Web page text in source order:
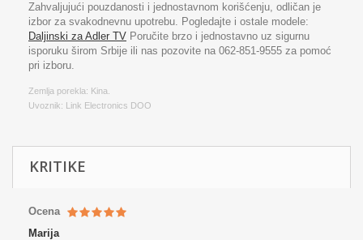
Zahvaljujući pouzdanosti i jednostavnom korišćenju, odličan je
izbor za svakodnevnu upotrebu. Pogledajte i ostale modele:
Daljinski za Adler TV Poručite brzo i jednostavno uz sigurnu
isporuku širom Srbije ili nas pozovite na 062-851-9555 za pomoć
pri izboru.
Zemlja porekla: Kina.
Uvoznik: Link Electronics DOO
KRITIKE
Ocena
Marija